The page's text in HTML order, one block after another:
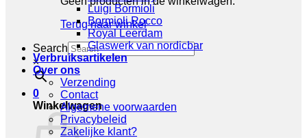
Terug naar winkel
Search
×
0
Winkelwagen
Luigi Bormioli
Bormioli Rocco
Royal Leerdam
Glaswerk van nordicbar
Verbruiksartikelen
Over ons
Verzending
Contact
Algemene voorwaarden
Privacybeleid
Zakelijke klant?